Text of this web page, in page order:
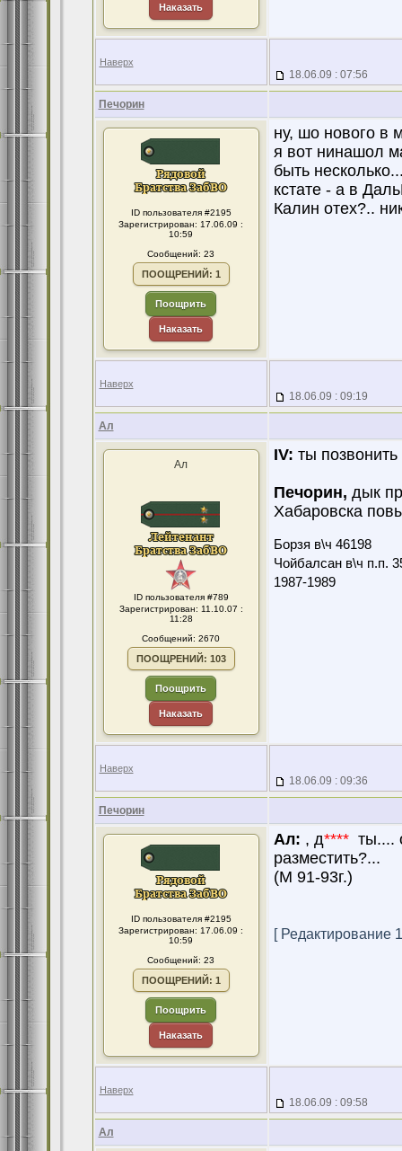
Наказать
Наверх
18.06.09 : 07:56
Печорин
ID пользователя #2195
Зарегистрирован: 17.06.09 :
10:59
Сообщений: 23
ПООЩРЕНИЙ: 1
Поощрить
Наказать
ну, шо нового в
я вот нинашол
быть
кстате - а в
Калин отех?..
Наверх
18.06.09 : 09:19
Ал
Ал
ID пользователя #789
Зарегистрирован: 11.10.07 :
11:28
Сообщений: 2670
ПООЩРЕНИЙ: 103
Поощрить
Наказать
IV: ты
Печорин, дык
Хабаровска
Борзя в\ч 46198
Чойбалсан в\ч п.п.
1987-1989
Наверх
18.06.09 : 09:36
Печорин
ID пользователя #2195
Зарегистрирован: 17.06.09 :
10:59
Сообщений: 23
ПООЩРЕНИЙ: 1
Поощрить
Наказать
Ал: , д**** ты....
разместить?...
(М 91-93г.)
[ Редактирование
Наверх
18.06.09 : 09:58
Ал